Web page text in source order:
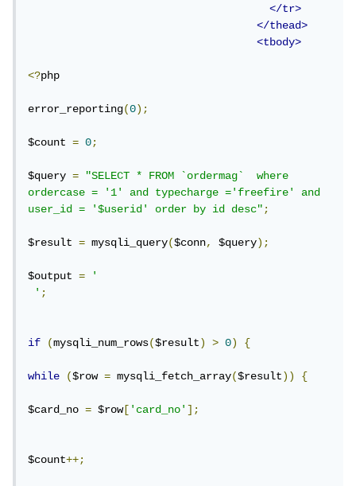
</tr>
</thead>
<tbody>
<?php
error_reporting(0);
$count = 0;
$query =
"SELECT * FROM `ordermag`  where
ordercase = '1' and typecharge ='freefire' and
user_id = '$userid' order by id desc";
$result = mysqli_query($conn, $query);
$output =
'
';
if (mysqli_num_rows($result) > 0) {
while ($row = mysqli_fetch_array($result)) {
$card_no = $row['card_no'];
$count++;